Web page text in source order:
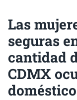
Las
seguras
cantidad
CDMX